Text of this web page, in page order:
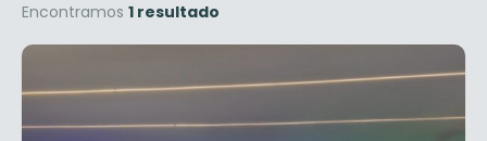
Encontramos 1 resultado